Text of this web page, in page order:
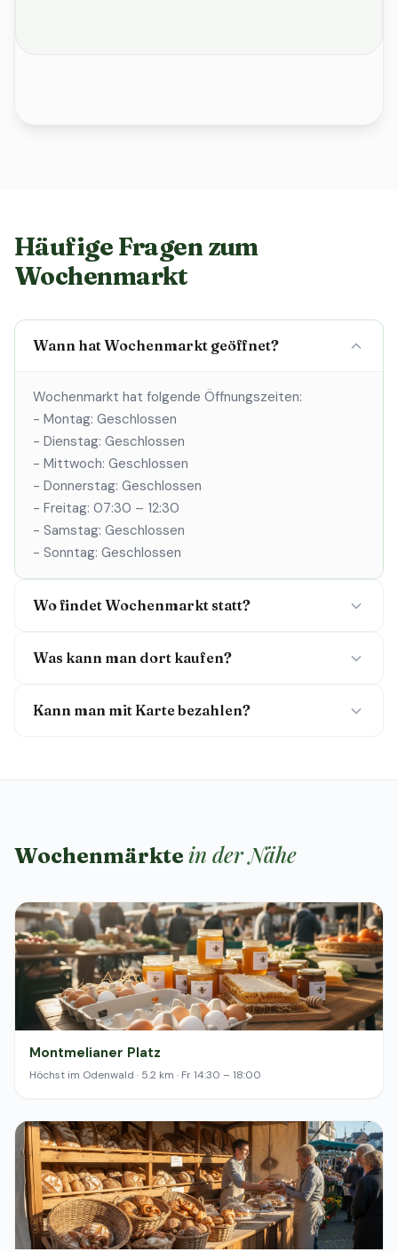
Häufige Fragen zum
Wochenmarkt
Wann hat Wochenmarkt geöffnet?
Wochenmarkt hat folgende Öffnungszeiten:
- Montag: Geschlossen
- Dienstag: Geschlossen
- Mittwoch: Geschlossen
- Donnerstag: Geschlossen
- Freitag: 07:30 – 12:30
- Samstag: Geschlossen
- Sonntag: Geschlossen
Wo findet Wochenmarkt statt?
Was kann man dort kaufen?
Kann man mit Karte bezahlen?
Wochenmärkte in der Nähe
Montmelianer Platz
Höchst im Odenwald · 5.2 km · Fr 14:30 – 18:00